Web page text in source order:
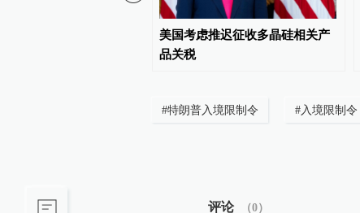
美国考虑推迟征收多晶硅相关产
品关税
#特朗普入境限制令 #入境限制令
评论 （0）